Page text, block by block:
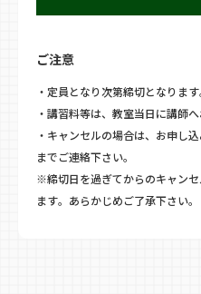
ご注意
・定員となり次第締切となります
・講習料等は、教室当日に講師へ
・キャンセルの場合は、お申し
までご連絡下さい。
※締切日を過ぎてからのキャン
ます。あらかじめご了承下さい。